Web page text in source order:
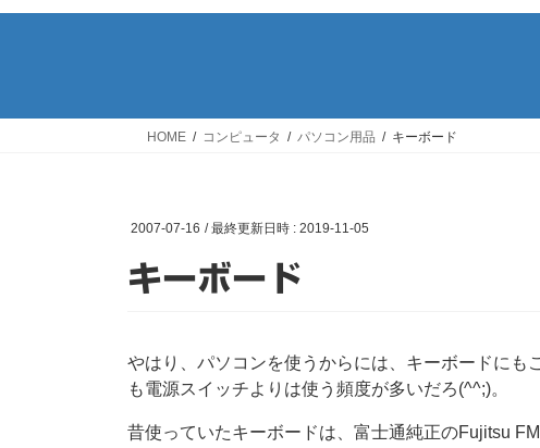
HOME コンピュータ パソコン用品 キーボード
2007-07-16 / 最終更新日時 : 2019-11-05
キーボード
やはり、パソコンを使うからには、キーボードにも
も電源スイッチよりは使う頻度が多いだろ(^^;)。
昔使っていたキーボードは、富士通純正のFujitsu